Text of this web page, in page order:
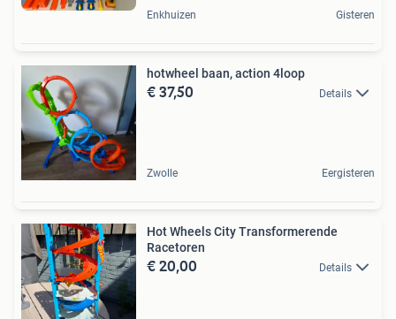
Enkhuizen Gisteren
hotwheel baan, action 4loop
€ 37,50 Details
Zwolle Eergisteren
Hot Wheels City Transformerende
Racetoren
€ 20,00 Details